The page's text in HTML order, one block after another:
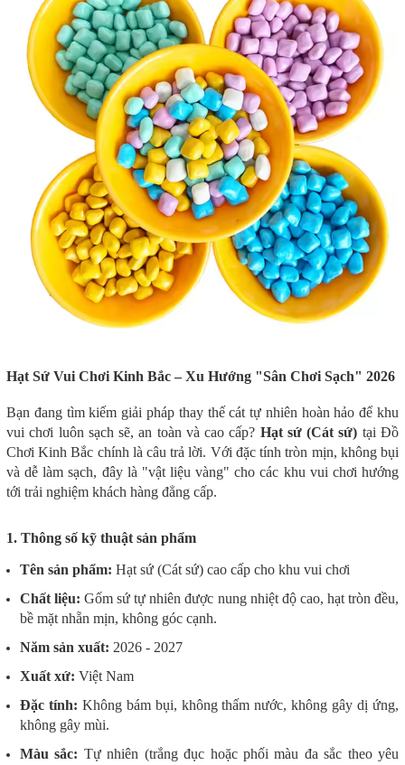
Hạt Sứ Vui Chơi Kinh Bắc – Xu Hướng "Sân Chơi Sạch" 2026
Bạn đang tìm kiếm giải pháp thay thế cát tự nhiên hoàn hảo để khu
vui chơi luôn sạch sẽ, an toàn và cao cấp? Hạt sứ (Cát sứ) tại Đồ
Chơi Kinh Bắc chính là câu trả lời. Với đặc tính tròn mịn, không bụi
và dễ làm sạch, đây là "vật liệu vàng" cho các khu vui chơi hướng
tới trải nghiệm khách hàng đẳng cấp.
1. Thông số kỹ thuật sản phẩm
Tên sản phẩm: Hạt sứ (Cát sứ) cao cấp cho khu vui chơi
Chất liệu: Gốm sứ tự nhiên được nung nhiệt độ cao, hạt tròn đều,
bề mặt nhẵn mịn, không góc cạnh.
Năm sản xuất: 2026 - 2027
Xuất xứ: Việt Nam
Đặc tính: Không bám bụi, không thấm nước, không gây dị ứng,
không gây mùi.
Màu sắc: Tự nhiên (trắng đục hoặc phối màu đa sắc theo yêu